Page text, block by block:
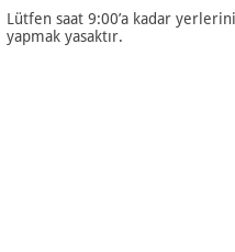
Lütfen saat 9:00’a kadar
yapmak yasaktır.